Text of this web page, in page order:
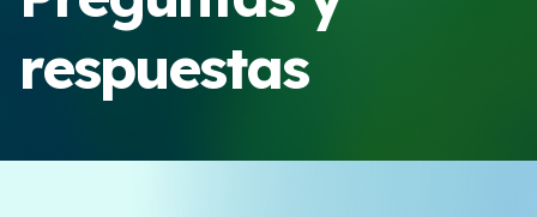
Recursos y campañas
respuestas